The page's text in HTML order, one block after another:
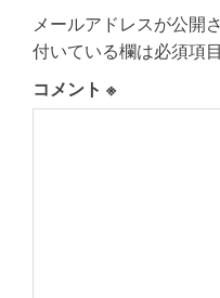
メールアドレスが公開
付いている欄は必須項
コメント ※